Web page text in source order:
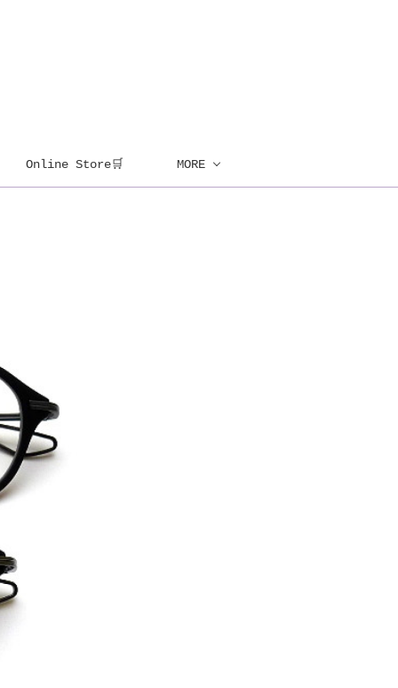
Online Store🛒 MORE